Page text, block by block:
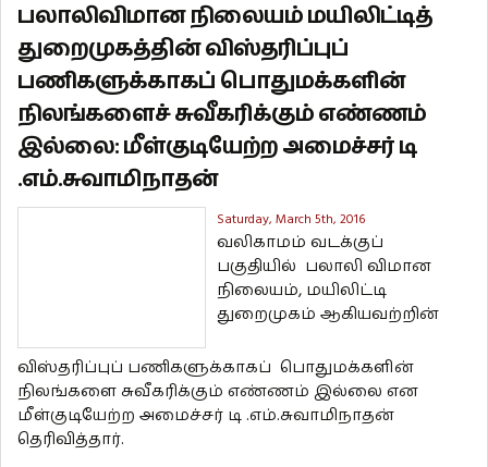
பலாலிவிமான நிலையம் மயிலிட்டித்
துறைமுகத்தின் விஸ்தரிப்புப்
பணிகளுக்காகப் பொதுமக்களின்
நிலங்களைச் சுவீகரிக்கும் எண்ணம்
இல்லை: மீள்குடியேற்ற அமைச்சர் டி
.எம்.சுவாமிநாதன்
Saturday, March 5th, 2016
வலிகாமம் வடக்குப்
பகுதியில் பலாலி விமான
நிலையம், மயிலிட்டி
துறைமுகம் ஆகியவற்றின்
விஸ்தரிப்புப் பணிகளுக்காகப் பொதுமக்களின்
நிலங்களை சுவீகரிக்கும் எண்ணம் இல்லை என
மீள்குடியேற்ற அமைச்சர் டி .எம்.சுவாமிநாதன்
தெரிவித்தார்.